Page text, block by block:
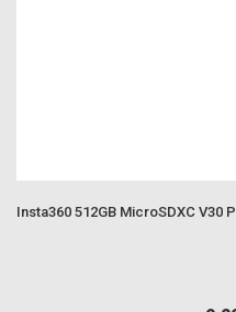
Insta360 512GB MicroSDXC V30